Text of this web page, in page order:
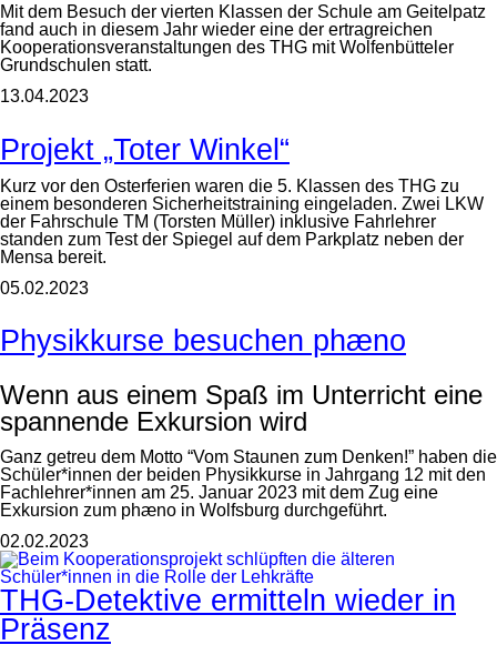
Mit dem Besuch der vierten Klassen der Schule am Geitelpatz
fand auch in diesem Jahr wieder eine der ertragreichen
Kooperationsveranstaltungen des THG mit Wolfenbütteler
Grundschulen statt.
13.04.2023
Projekt „Toter Winkel“
Kurz vor den Osterferien waren die 5. Klassen des THG zu
einem besonderen Sicherheitstraining eingeladen. Zwei LKW
der Fahrschule TM (Torsten Müller) inklusive Fahrlehrer
standen zum Test der Spiegel auf dem Parkplatz neben der
Mensa bereit.
05.02.2023
Physikkurse besuchen phæno
Wenn aus einem Spaß im Unterricht eine
spannende Exkursion wird
Ganz getreu dem Motto “Vom Staunen zum Denken!” haben die
Schüler*innen der beiden Physikkurse in Jahrgang 12 mit den
Fachlehrer*innen am 25. Januar 2023 mit dem Zug eine
Exkursion zum phæno in Wolfsburg durchgeführt.
02.02.2023
THG-Detektive ermitteln wieder in
Präsenz